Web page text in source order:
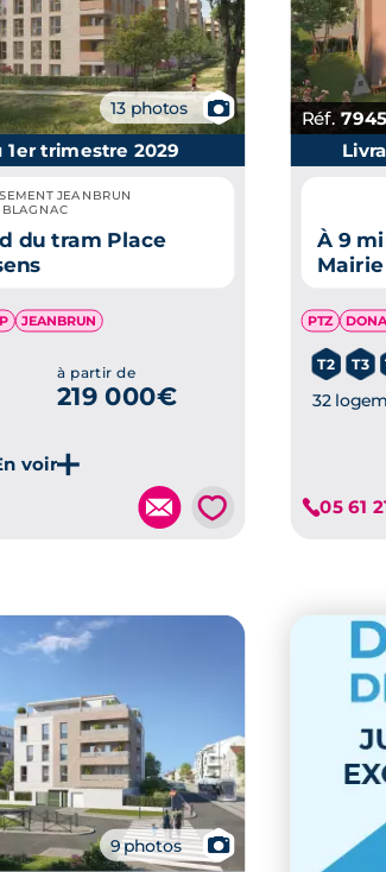
13 photos 📷
ce programme
1er trimestre 2029
JEANBRUN
BLAGNAC
du tram Place
JEANBRUN
à partir de
219 000€
💗
Réf.7945
À 9
PTZ
T2 T3
32
05 61
9 photos 📷